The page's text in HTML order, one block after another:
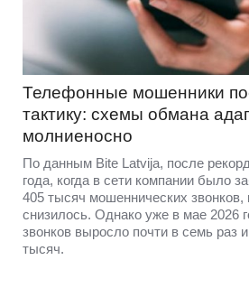
Телефонные мошенники
тактику: схемы обмана
молниеносно
По данным Bite Latvija, после
года, когда в сети компании было
405 тысяч мошеннических звонков,
снизилось. Однако уже в мае 2026
звонков выросло почти в семь раз
тысяч.